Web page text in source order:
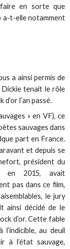
en sorte que
a-t-elle notamment
a ainsi permis de
Dickie tenait le rôle
l’an passé.
» en VF), ce
sauvages dans
part en France.
et depuis se
président du
en 2015, avait
pas dans ce film,
le jury
ainsi décidé de le
d’or. Cette fable
au deuil
à l’état sauvage,